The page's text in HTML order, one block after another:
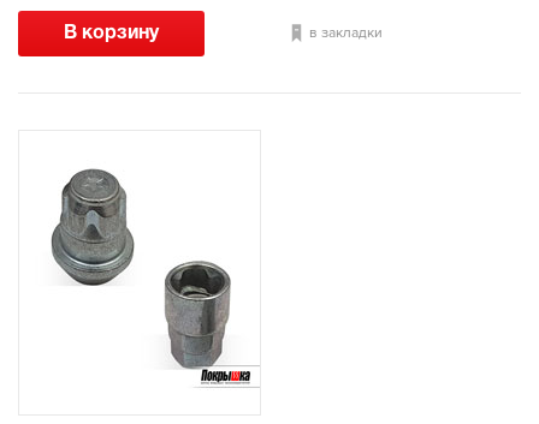
в закладки